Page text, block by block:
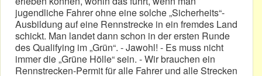
jugendliche Fahrer ohne eine solche „Sicherheits“-
Ausbildung auf eine Rennstrecke in ein fremdes Land
schickt. Man landet dann schon in der ersten Runde
des Qualifying im „Grün“. - Jawohl! - Es muss nicht
immer die „Grüne Hölle“ sein. - Wir brauchen ein
Rennstrecken-Permit für alle Fahrer und alle Strecken